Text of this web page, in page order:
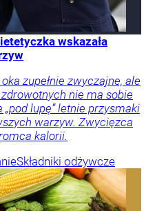
wskazała
zupełnie zwyczajne, ale
nie ma sobie
lupę” letnie przysmaki
warzyw. Zwycięzca
kalorii.
Składniki odżywcze